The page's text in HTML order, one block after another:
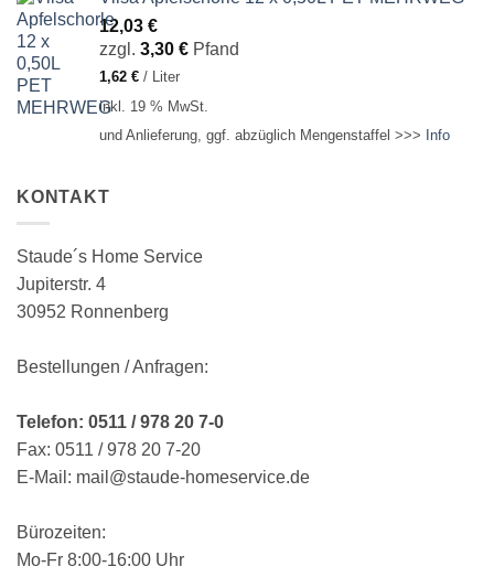
12,03 €
zzgl. 3,30 € Pfand
1,62 € / Liter
inkl. 19 % MwSt.
und Anlieferung, ggf. abzüglich Mengenstaffel >>> Info
KONTAKT
Staude´s Home Service
Jupiterstr. 4
30952 Ronnenberg
Bestellungen / Anfragen:
Telefon: 0511 / 978 20 7-0
Fax: 0511 / 978 20 7-20
E-Mail: mail@staude-homeservice.de
Bürozeiten:
Mo-Fr 8:00-16:00 Uhr